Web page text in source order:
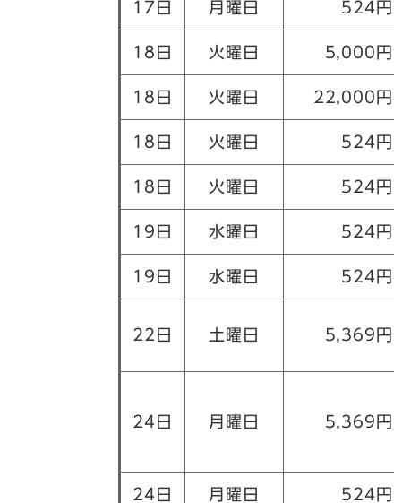
17日 月曜日 524円
18日 火曜日 5,000円
18日 火曜日 22,000円
18日 火曜日 524円
18日 火曜日 524円
19日 水曜日 524円
19日 水曜日 524円
22日 土曜日 5,369円
24日 月曜日 5,369円
24日 月曜日 524円